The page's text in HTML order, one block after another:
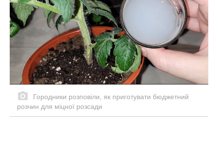
Городники розповіли, як приготувати бюджетний
розчин для міцної розсади